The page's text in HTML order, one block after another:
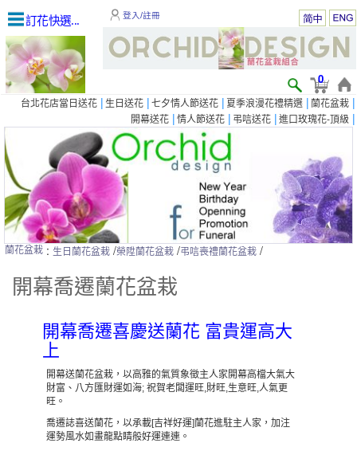
訂花快選... 登入/註冊
0
台北花店當日送花 | 生日送花 | 七夕情人節送花 | 夏季浪漫花禮精選 | 蘭花盆栽 |
開幕送花 | 情人節送花 | 弔唁送花 | 進口玫瑰花-頂級 |
蘭花盆栽 : 生日蘭花盆栽 /榮陞蘭花盆栽 /弔唁喪禮蘭花盆栽 /
開幕喬遷蘭花盆栽
開幕喬遷喜慶送蘭花 富貴運高大
上
開幕送蘭花盆栽，以高雅的氣質象徵主人家開幕高檔大氣大
財富、八方匯財運如海; 祝賀老闆運旺,財旺,生意旺,人氣更
旺。
喬遷誌喜送蘭花，以承載[吉祥好運]蘭花進駐主人家，加注
運勢風水如畫龍點睛般好運連連。